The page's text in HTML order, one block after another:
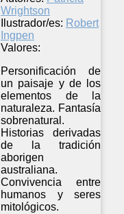
Wrightson
Ilustrador/es: Robert
Ingpen
Valores:
Personificación de
un paisaje y de los
elementos de la
naturaleza. Fantasía
sobrenatural.
Historias derivadas
de la tradición
aborigen
australiana.
Convivencia entre
humanos y seres
mitológicos.